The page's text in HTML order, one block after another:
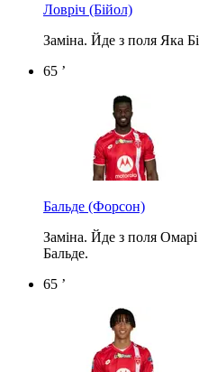
Ловріч (Бійол)
Заміна. Йде з поля Яка
65 ’
Бальде (Форсон)
Заміна. Йде з поля
Бальде.
65 ’